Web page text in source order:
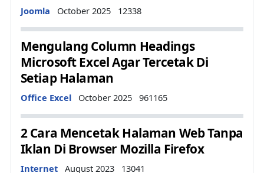
Details
Joomla October 2025 12338
Mengulang Column Headings
Microsoft Excel Agar Tercetak Di
Setiap Halaman
Details
Office Excel October 2025 961165
2 Cara Mencetak Halaman Web Tanpa
Iklan Di Browser Mozilla Firefox
Details
Internet August 2023 13041